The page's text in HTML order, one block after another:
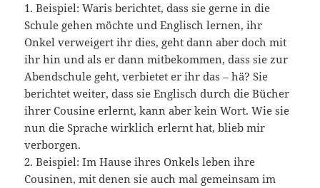
1. Beispiel: Waris berichtet, dass sie gerne in die
Schule gehen möchte und Englisch lernen, ihr
Onkel verweigert ihr dies, geht dann aber doch mit
ihr hin und als er dann mitbekommen, dass sie zur
Abendschule geht, verbietet er ihr das – hä? Sie
berichtet weiter, dass sie Englisch durch die Bücher
ihrer Cousine erlernt, kann aber kein Wort. Wie sie
nun die Sprache wirklich erlernt hat, blieb mir
verborgen.
2. Beispiel: Im Hause ihres Onkels leben ihre
Cousinen, mit denen sie auch mal gemeinsam im